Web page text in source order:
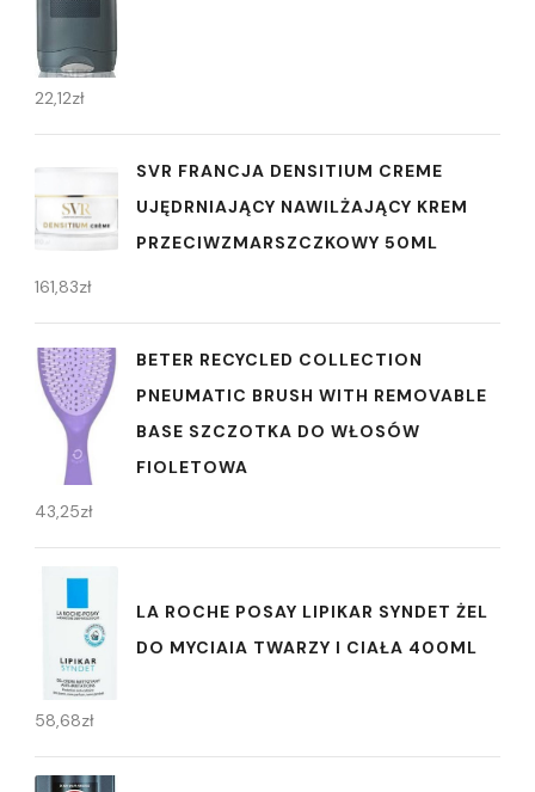
22,12zł
SVR FRANCJA DENSITIUM CREME
UJĘDRNIAJĄCY NAWILŻAJĄCY KREM
PRZECIWZMARSZCZKOWY 50ML
161,83zł
BETER RECYCLED COLLECTION
PNEUMATIC BRUSH WITH REMOVABLE
BASE SZCZOTKA DO WŁOSÓW
FIOLETOWA
43,25zł
LA ROCHE POSAY LIPIKAR SYNDET ŻEL
DO MYCIAIA TWARZY I CIAŁA 400ML
58,68zł